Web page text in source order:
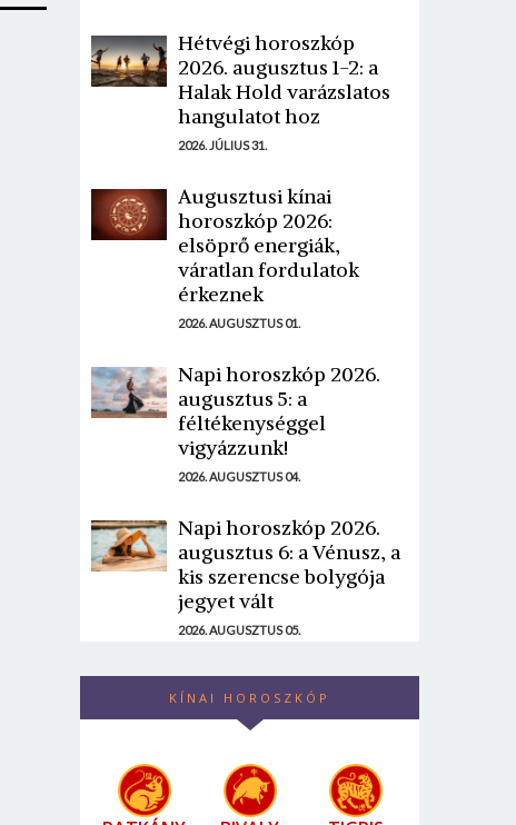
Hétvégi horoszkóp
2026. augusztus 1-2: a
Halak Hold varázslatos
hangulatot hoz
2026. JÚLIUS 31.
Augusztusi kínai
horoszkóp 2026:
elsöprő energiák,
váratlan fordulatok
érkeznek
2026. AUGUSZTUS 01.
Napi horoszkóp 2026.
augusztus 5: a
féltékenységgel
vigyázzunk!
2026. AUGUSZTUS 04.
Napi horoszkóp 2026.
augusztus 6: a Vénusz, a
kis szerencse bolygója
jegyet vált
2026. AUGUSZTUS 05.
KÍNAI HOROSZKÓP